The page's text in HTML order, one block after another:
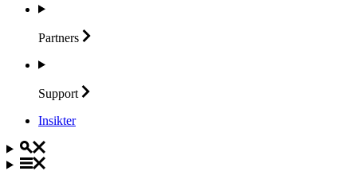
Partners
Support
Insikter